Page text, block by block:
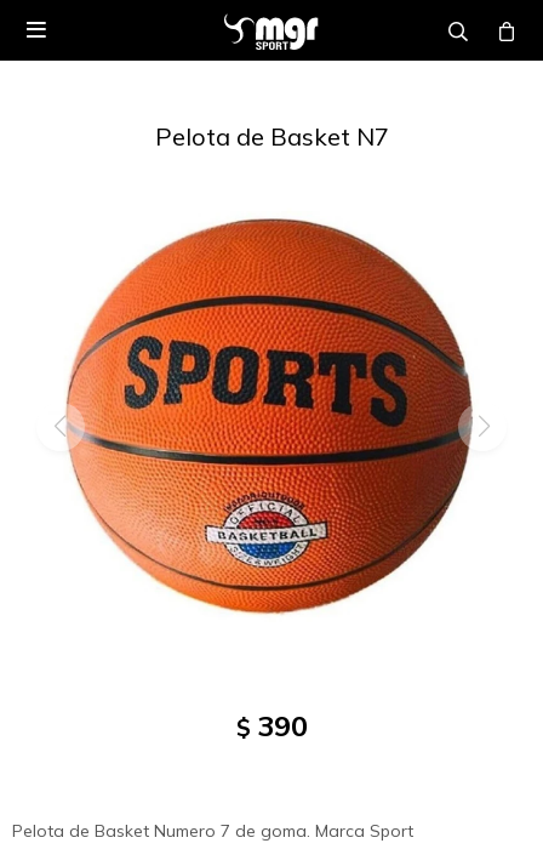

Pelota de Basket N7
$ 390
Pelota de Basket Numero 7 de goma. Marca Sport